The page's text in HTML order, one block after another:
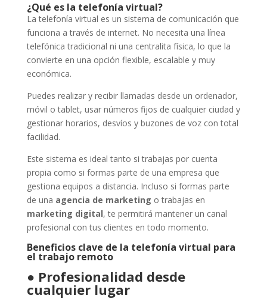
¿Qué es la telefonía virtual?
La telefonía virtual es un sistema de comunicación que
funciona a través de internet. No necesita una línea
telefónica tradicional ni una centralita física, lo que la
convierte en una opción flexible, escalable y muy
económica.
Puedes realizar y recibir llamadas desde un ordenador,
móvil o tablet, usar números fijos de cualquier ciudad y
gestionar horarios, desvíos y buzones de voz con total
facilidad.
Este sistema es ideal tanto si trabajas por cuenta
propia como si formas parte de una empresa que
gestiona equipos a distancia. Incluso si formas parte
de una agencia de marketing o trabajas en
marketing digital, te permitirá mantener un canal
profesional con tus clientes en todo momento.
Beneficios clave de la telefonía virtual para
el trabajo remoto
● Profesionalidad desde
cualquier lugar